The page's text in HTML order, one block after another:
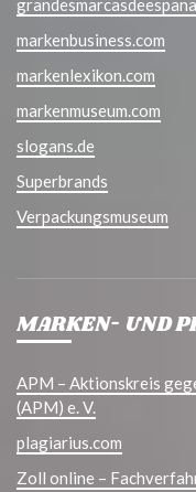
markenbusiness.com
markenlexikon.com
markenmuseum.com
slogans.de
Superbrands
Verpackungsmuseum
MARKEN- UND
APM – Aktionskreis
(APM) e. V.
plagiarius.com
Zoll online –